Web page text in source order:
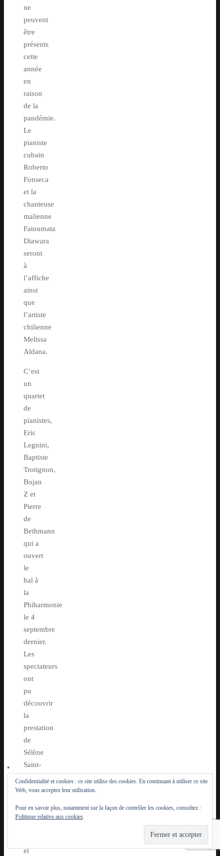
ne
peuvent
être
présents
cette
année
en
raison
de la
pandémie.
Le
pianiste
cubain
Roberto
Fonseca
et la
chanteuse
malienne
Fatoumata
Diawara
seront
à
l’affiche
ainsi
que
l’artiste
chilienne
Melissa
Aldana.
C’est
un
quartet
de
pianistes,
Eric
Legnini,
Baptiste
Trotignon,
Bojan
Z et
Pierre
de
Bethmann
qui a
ouvert
le
bal à
la
Phiharmonie
le 4
septembre
dernier.
Les
spectateurs
ont
pu
découvrir
la
prestation
de
Sélène
Saint-
Aimé
le 5
dernier,
et
Confidentialité et cookies : ce site utilise des cookies. En continuant à utiliser ce site
Web, vous acceptez leur utilisation.
Pour en savoir plus, notamment sur la façon de contrôler les cookies, consultez :
Politique relative aux cookies